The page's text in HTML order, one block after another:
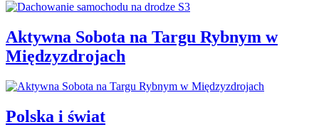
Aktywna Sobota na Targu Rybnym w
Międzyzdrojach
Polska i świat